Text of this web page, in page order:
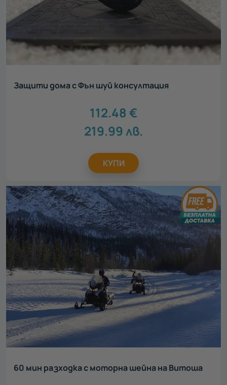
Защити дома с Фън шуй консултация
112.48 €
219.99 лв.
КУПИ
60 мин разходка с моторна шейна на Витоша